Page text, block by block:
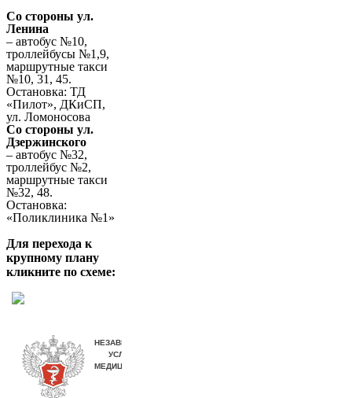
Со стороны ул.
Ленина
– автобус №10,
троллейбусы №1,9,
маршрутные такси
№10, 31, 45.
Остановка: ТД
«Пилот», ДКиСП,
ул. Ломоносова
Со стороны ул.
Дзержинского
– автобус №32,
троллейбус №2,
маршрутные такси
№32, 48.
Остановка:
«Поликлиника №1»
Для перехода к
крупному плану
кликните по схеме: